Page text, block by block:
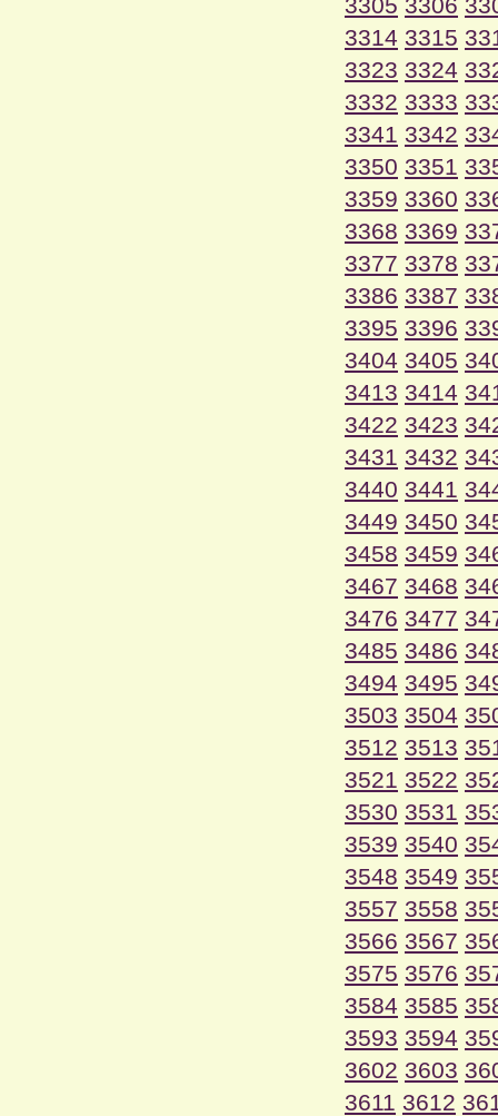
3305 3306
3314 3315
3323 3324
3332 3333
3341 3342
3350 3351
3359 3360
3368 3369
3377 3378
3386 3387
3395 3396
3404 3405
3413 3414
3422 3423
3431 3432
3440 3441
3449 3450
3458 3459
3467 3468
3476 3477
3485 3486
3494 3495
3503 3504
3512 3513
3521 3522
3530 3531
3539 3540
3548 3549
3557 3558
3566 3567
3575 3576
3584 3585
3593 3594
3602 3603
3611 3612